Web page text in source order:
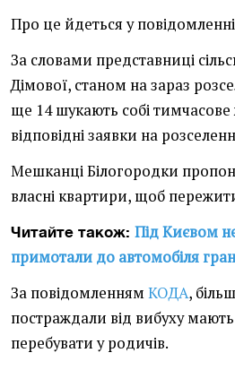
Про це йдеться у повідомленні
За словами представниці
Дімової, станом на зараз
ще 14 шукають собі
відповідні заявки на
Мешканці Білогородки
власні квартири, щоб
Читайте також: Під Києвом
примотали до автомобіля
За повідомленнямКОДА,
постраждали від вибуху
перебувати у родичів.